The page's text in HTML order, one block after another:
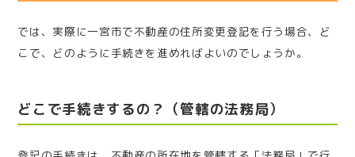
では、実際に一宮市で不動産の住所変更登記を行う場合、ど
こで、どのように手続きを進めればよいのでしょうか。
どこで手続きするの？（管轄の法務局）